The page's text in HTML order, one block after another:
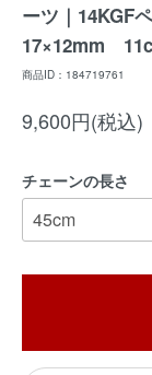
ーツ｜14KGF
17×12mm
商品ID：184719761
9,600円(税込)
チェーンの長さ